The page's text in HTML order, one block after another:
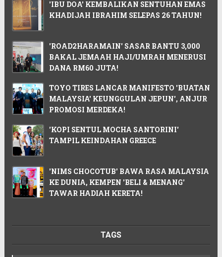
'IBU DOA' KEMBALIKAN SENTUHAN EMAS
KHADIJAH IBRAHIM SELEPAS 26 TAHUN!
'ROAD2HARAMAIN' SASAR BANTU 3,000
BAKAL JEMAAH HAJI/UMRAH MENERUSI
DANA RM60 JUTA!
TOYO TIRES LANCAR MANIFESTO 'BUATAN
MALAYSIA' KEUNGGULAN JEPUN', ANJUR
PROMOSI MERDEKA!
'KOPI SENTUL MOCHA SANTORINI'
TAMPIL KEINDAHAN GREECE
'NIMS CHOCOTUB' BAWA RASA MALAYSIA
KE DUNIA, KEMPEN 'BELI & MENANG'
TAWAR HADIAH KERETA!
TAGS